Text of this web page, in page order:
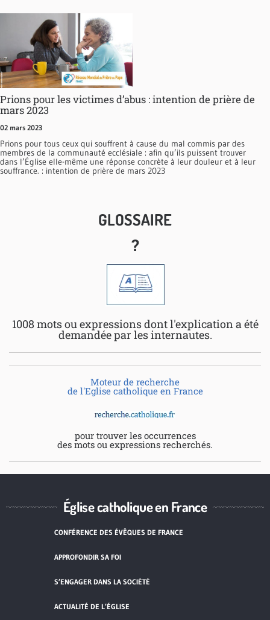
Prions pour les victimes d’abus : intention de prière de
mars 2023
02 mars 2023
Prions pour tous ceux qui souffrent à cause du mal commis par des
membres de la communauté ecclésiale : afin qu’ils puissent trouver
dans l’Église elle-même une réponse concrète à leur douleur et à leur
souffrance. : intention de prière de mars 2023
GLOSSAIRE
?
1008 mots ou expressions dont l'explication a été
demandée par les internautes.
Moteur de recherche
de l'Eglise catholique en France
pour trouver les occurrences
des mots ou expressions recherchés.
Église catholique en France
CONFÉRENCE DES ÉVÊQUES DE FRANCE
APPROFONDIR SA FOI
S’ENGAGER DANS LA SOCIÉTÉ
ACTUALITÉ DE L’ÉGLISE